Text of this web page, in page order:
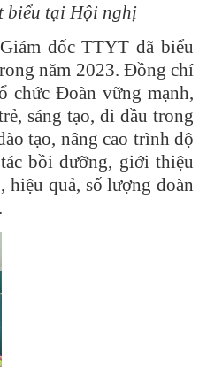
biểu tại Hội nghị
đốc TTYT đã biểu
năm 2023. Đồng chí
chức Đoàn vững mạnh,
sáng tạo, đi đầu trong
tạo, nâng cao trình độ
bồi dưỡng, giới thiệu
hiệu quả, số lượng đoàn